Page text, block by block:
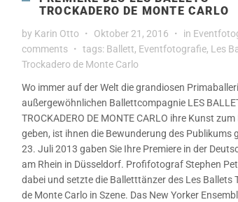
TROCKADERO DE MONTE CARLO
by Karin Otto Oktober 21, 2016 in
comments
tags: Ballett, Eventfotografie, Les
Trockadero de Monte Carlo
Wo immer auf der Welt die grandiosen
außergewöhnlichen Ballettcompagnie LES
TROCKADERO DE MONTE CARLO ihre Kunst zum
geben, ist ihnen die Bewunderung des Publikums
23. Juli 2013 gaben Sie Ihre Premiere in der
am Rhein in Düsseldorf. Profifotograf Stephen
dabei und setzte die Balletttänzer des Les Ballets
de Monte Carlo in Szene. Das New Yorker